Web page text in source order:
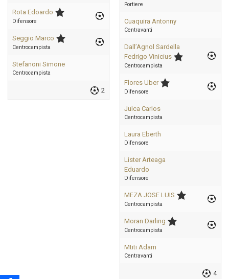
Rota Edoardo
Difensore
Seggio Marco
Centrocampista
Stefanoni Simone
Centrocampista
2
Portiere
Cuaquira Antonny
Centravanti
Dall’Agnol Sardella
Fedrigo Vinicius
Centrocampista
Flores Uber
Difensore
Julca Carlos
Centrocampista
Laura Eberth
Difensore
Lister Arteaga
Eduardo
Difensore
MEZA JOSE LUIS
Centrocampista
Moran Darling
Centrocampista
Mtiti Adam
Centravanti
4